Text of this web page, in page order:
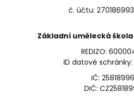
č. účtu:
Základní umělecká
REDIZO:
ID datové
IČ: 25818996
DIČ: